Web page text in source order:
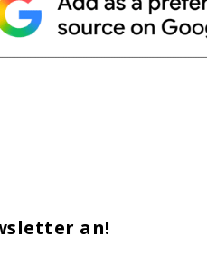
an!